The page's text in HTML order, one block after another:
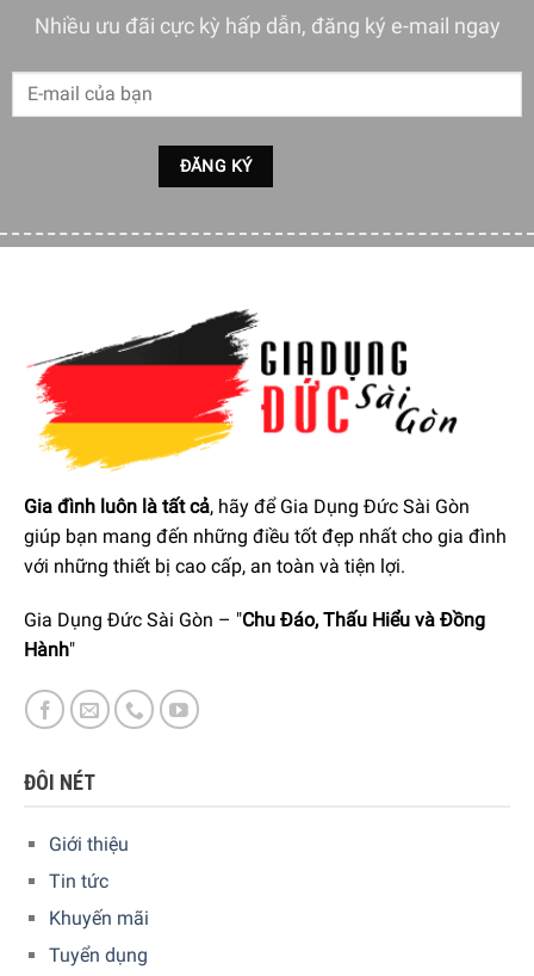
Với cam kết về an toàn và sức khỏe, sản phẩm không chứa
Đồng thời, đĩa soup này cũng an toàn khi sử dụng với máy
rửa bát, giúp bạn tiết kiệm thời gian và công sức trong việc
ăn trọn vẹn cùng đĩa soup Dibbern Fine Dining Relief
1105500000. Bạn sẽ không chỉ sở hữu một sản phẩm chất
lượng mà còn đầu tư vào một trải nghiệm ẩm thực đẳng
cấp.
Nhiều ưu đãi cực kỳ hấp dẫn, đăng ký e-mail ngay
Gia đình luôn là tất cả, hãy để Gia Dụng Đức Sài Gòn
giúp bạn mang đến những điều tốt đẹp nhất cho gia đình
với những thiết bị cao cấp, an toàn và tiện lợi.
Gia Dụng Đức Sài Gòn – "Chu Đáo, Thấu Hiểu và Đồng
Hành"
ĐÔI NÉT
Giới thiệu
Tin tức
Khuyến mãi
Tuyển dụng